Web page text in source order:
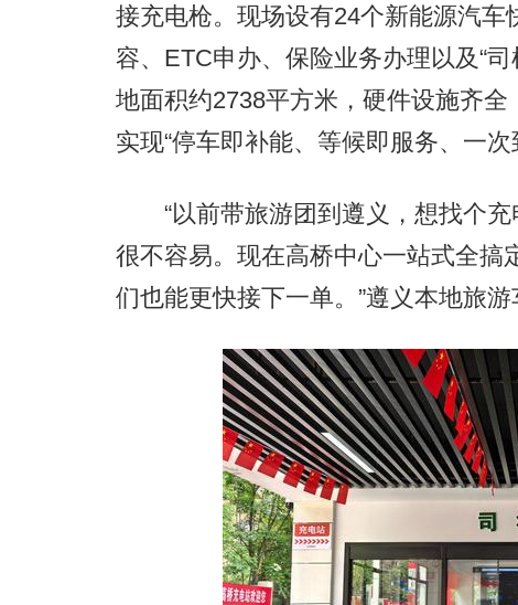
接充电枪。现场设有24个新能源汽
容、ETC申办、保险业务办理以及“
地面积约2738平方米，硬件设施齐
实现“停车即补能、等候即服务、一次
“以前带旅游团到遵义，想找个充
很不容易。现在高桥中心一站式全搞
们也能更快接下一单。”遵义本地旅